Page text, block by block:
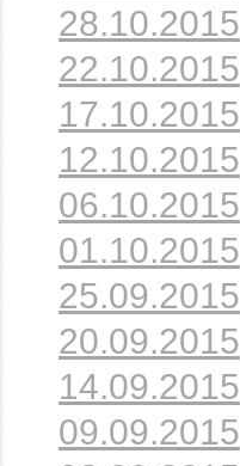
28.10.2015
22.10.2015
17.10.2015
12.10.2015
06.10.2015
01.10.2015
25.09.2015
20.09.2015
14.09.2015
09.09.2015